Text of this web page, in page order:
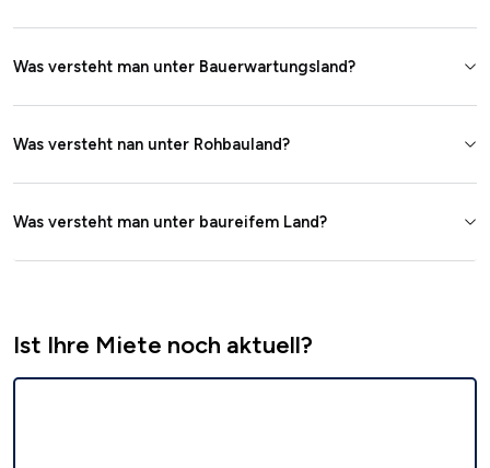
Was versteht man unter Bauerwartungsland?
Was versteht nan unter Rohbauland?
Was versteht man unter baureifem Land?
Ist Ihre Miete noch aktuell?